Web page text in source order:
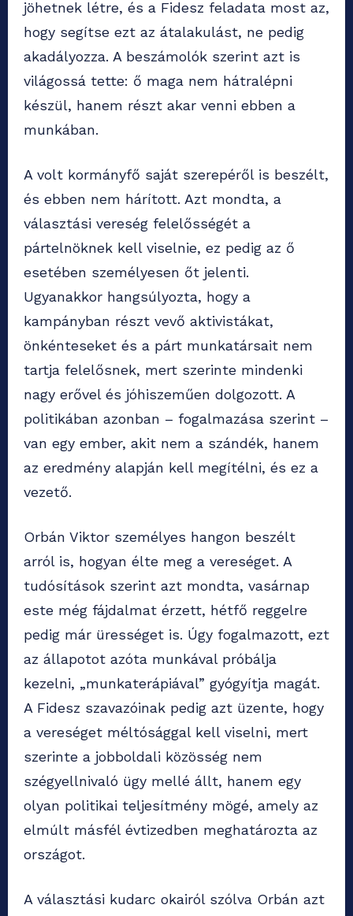
jöhetnek létre, és a Fidesz feladata most az,
hogy segítse ezt az átalakulást, ne pedig
akadályozza. A beszámolók szerint azt is
világossá tette: ő maga nem hátralépni
készül, hanem részt akar venni ebben a
munkában.
A volt kormányfő saját szerepéről is beszélt,
és ebben nem hárított. Azt mondta, a
választási vereség felelősségét a
pártelnöknek kell viselnie, ez pedig az ő
esetében személyesen őt jelenti.
Ugyanakkor hangsúlyozta, hogy a
kampányban részt vevő aktivistákat,
önkénteseket és a párt munkatársait nem
tartja felelősnek, mert szerinte mindenki
nagy erővel és jóhiszeműen dolgozott. A
politikában azonban – fogalmazása szerint –
van egy ember, akit nem a szándék, hanem
az eredmény alapján kell megítélni, és ez a
vezető.
Orbán Viktor személyes hangon beszélt
arról is, hogyan élte meg a vereséget. A
tudósítások szerint azt mondta, vasárnap
este még fájdalmat érzett, hétfő reggelre
pedig már ürességet is. Úgy fogalmazott, ezt
az állapotot azóta munkával próbálja
kezelni, „munkaterápiával” gyógyítja magát.
A Fidesz szavazóinak pedig azt üzente, hogy
a vereséget méltósággal kell viselni, mert
szerinte a jobboldali közösség nem
szégyellnivaló ügy mellé állt, hanem egy
olyan politikai teljesítmény mögé, amely az
elmúlt másfél évtizedben meghatározta az
országot.
A választási kudarc okairól szólva Orbán azt